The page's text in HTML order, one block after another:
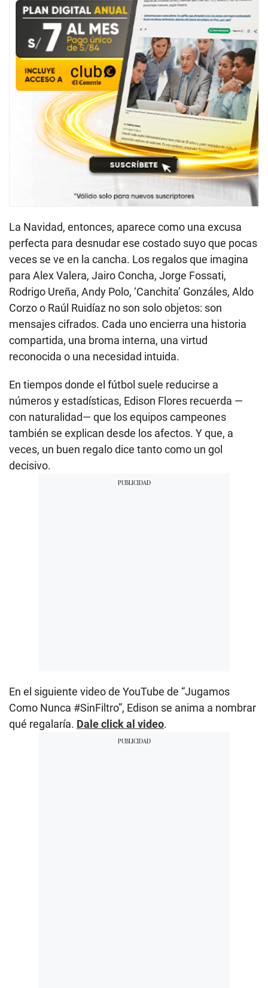
La Navidad, entonces, aparece como una excusa
perfecta para desnudar ese costado suyo que pocas
veces se ve en la cancha. Los regalos que imagina
para Alex Valera, Jairo Concha, Jorge Fossati,
Rodrigo Ureña, Andy Polo, ‘Canchita’ Gonzáles, Aldo
Corzo o Raúl Ruidíaz no son solo objetos: son
mensajes cifrados. Cada uno encierra una historia
compartida, una broma interna, una virtud
reconocida o una necesidad intuida.
En tiempos donde el fútbol suele reducirse a
números y estadísticas, Edison Flores recuerda —
con naturalidad— que los equipos campeones
también se explican desde los afectos. Y que, a
veces, un buen regalo dice tanto como un gol
decisivo.
En el siguiente video de YouTube de “Jugamos
Como Nunca #SinFiltro”, Edison se anima a nombrar
qué regalaría. Dale click al video.